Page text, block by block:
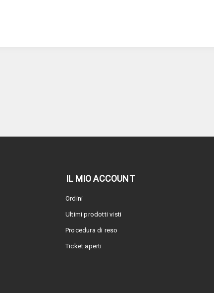
IL MIO ACCOUNT
Ordini
Ultimi prodotti visti
Procedura di reso
Ticket aperti